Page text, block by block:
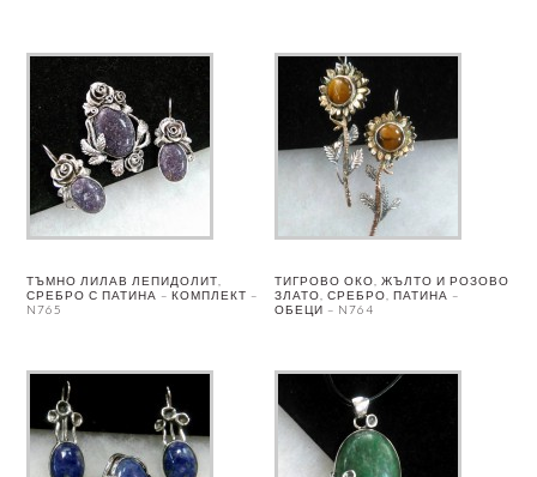
ТЪМНО ЛИЛАВ ЛЕПИДОЛИТ,
СРЕБРО С ПАТИНА – КОМПЛЕКТ –
N765
ТИГРОВО ОКО, ЖЪЛТО И РОЗОВО
ЗЛАТО, СРЕБРО, ПАТИНА –
ОБЕЦИ – N764